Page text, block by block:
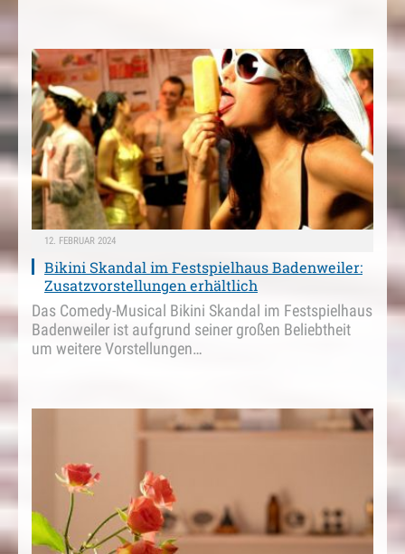
12. FEBRUAR 2024
Bikini Skandal im Festspielhaus Badenweiler:
Zusatzvorstellungen erhältlich
Das Comedy-Musical Bikini Skandal im Festspielhaus
Badenweiler ist aufgrund seiner großen Beliebtheit
um weitere Vorstellungen…